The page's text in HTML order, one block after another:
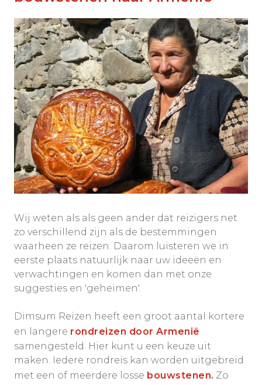
Wij weten als als geen ander dat reizigers net
zo verschillend zijn als de bestemmingen
waarheen ze reizen. Daarom luisteren we in
eerste plaats natuurlijk naar uw ideeën en
verwachtingen en komen dan met onze
suggesties en 'geheimen'.
Dimsum Reizen heeft een groot aantal kortere
en langere rondreizen door Armenië
samengesteld. Hier kunt u een keuze uit
maken. Iedere rondreis kan worden uitgebreid
met een of meerdere losse bouwstenen. Zo